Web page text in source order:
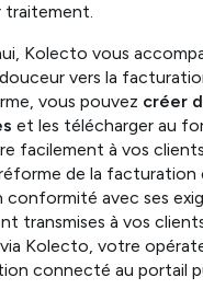
traitement.
Kolecto vous
vers la
vous pouvez créer
et les télécharger au
facilement à vos
de la facturation
conformité avec ses
transmises à vos
Kolecto, votre
connecté au portail